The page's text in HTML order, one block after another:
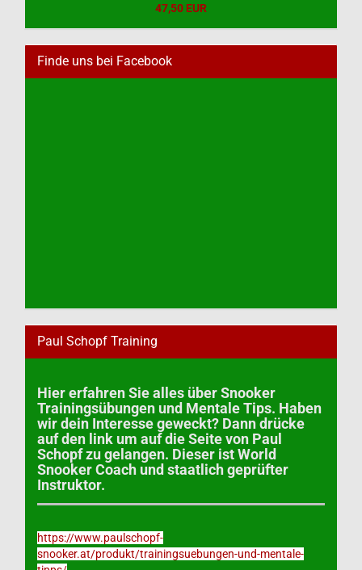
47,50 EUR
Finde uns bei Facebook
Paul Schopf Training
Hier erfahren Sie alles über Snooker
Trainingsübungen und Mentale Tips. Haben
wir dein Interesse geweckt? Dann drücke
auf den link um auf die Seite von Paul
Schopf zu gelangen. Dieser ist World
Snooker Coach und staatlich geprüfter
Instruktor.
https://www.paulschopf-
snooker.at/produkt/trainingsuebungen-und-mentale-